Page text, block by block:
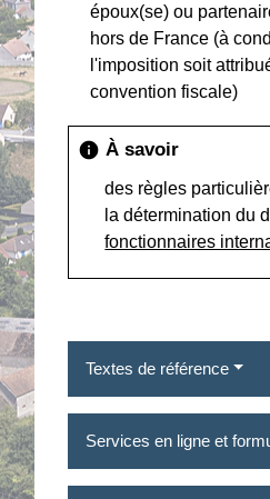
époux(se) ou
hors de France (à
l'imposition soit
convention fiscale)
info À savoir
des règles
la détermination du
fonctionnaires
Textes de référence
Services en ligne et